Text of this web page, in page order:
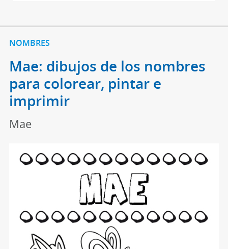
NOMBRES
Mae: dibujos de los nombres
para colorear, pintar e
imprimir
Mae